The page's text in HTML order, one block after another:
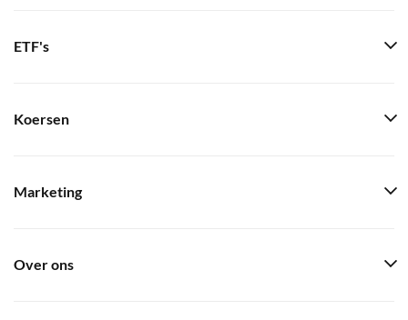
ETF's
Koersen
Marketing
Over ons